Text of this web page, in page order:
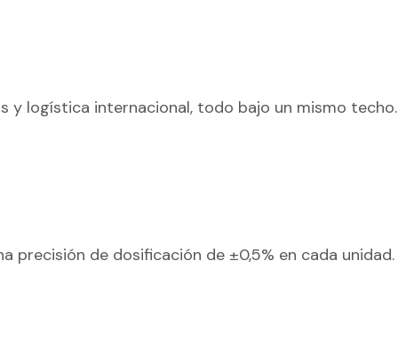
y logística internacional, todo bajo un mismo techo.
precisión de dosificación de ±0,5% en cada unidad.